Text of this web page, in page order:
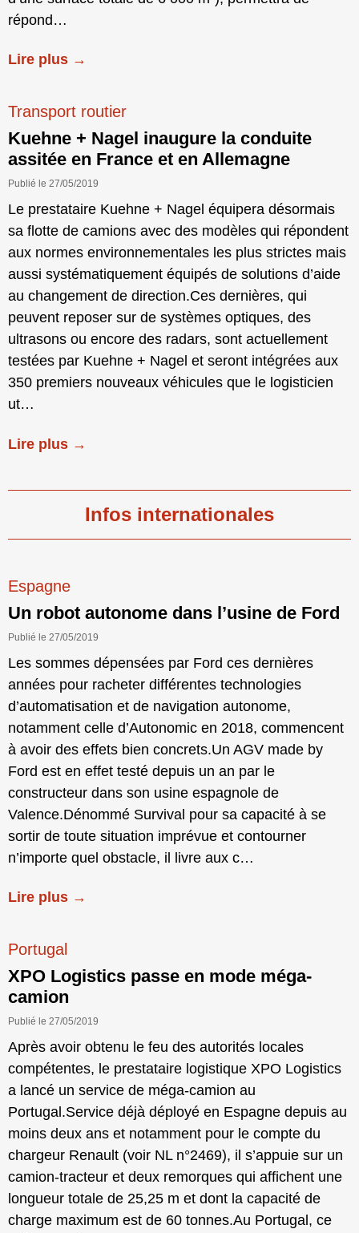
répond…
Lire plus →
Transport routier
Kuehne + Nagel inaugure la conduite
assitée en France et en Allemagne
Publié le 27/05/2019
Le prestataire Kuehne + Nagel équipera désormais
sa flotte de camions avec des modèles qui répondent
aux normes environnementales les plus strictes mais
aussi systématiquement équipés de solutions d’aide
au changement de direction.Ces dernières, qui
peuvent reposer sur de systèmes optiques, des
ultrasons ou encore des radars, sont actuellement
testées par Kuehne + Nagel et seront intégrées aux
350 premiers nouveaux véhicules que le logisticien
ut…
Lire plus →
Infos internationales
Espagne
Un robot autonome dans l’usine de Ford
Publié le 27/05/2019
Les sommes dépensées par Ford ces dernières
années pour racheter différentes technologies
d’automatisation et de navigation autonome,
notamment celle d’Autonomic en 2018, commencent
à avoir des effets bien concrets.Un AGV made by
Ford est en effet testé depuis un an par le
constructeur dans son usine espagnole de
Valence.Dénommé Survival pour sa capacité à se
sortir de toute situation imprévue et contourner
n’importe quel obstacle, il livre aux c…
Lire plus →
Portugal
XPO Logistics passe en mode méga-
camion
Publié le 27/05/2019
Après avoir obtenu le feu des autorités locales
compétentes, le prestataire logistique XPO Logistics
a lancé un service de méga-camion au
Portugal.Service déjà déployé en Espagne depuis au
moins deux ans et notamment pour le compte du
chargeur Renault (voir NL n°2469), il s’appuie sur un
camion-tracteur et deux remorques qui affichent une
longueur totale de 25,25 m et dont la capacité de
charge maximum est de 60 tonnes.Au Portugal, ce